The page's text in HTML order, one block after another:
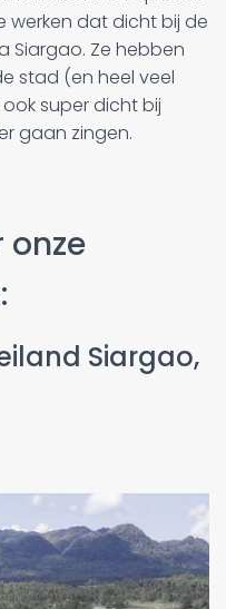
werken dat dicht bij de
Siargao. Ze hebben
stad (en heel veel
super dicht bij
gaan zingen.
onze
Siargao,